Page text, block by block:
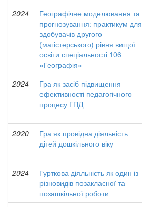
2024
Географічне моделювання та
прогнозування: практикум для
здобувачів другого
(магістерського) рівня вищої
освіти спеціальності 106
«Географія»
2024
Гра як засіб підвищення
ефективності педагогічного
процесу ГПД
2020
Гра як провідна діяльність
дітей дошкільного віку
2024
Гурткова діяльність як один із
різновидів позакласної та
позашкільної роботи